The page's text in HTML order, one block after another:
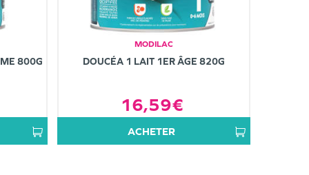
800G
MODILAC
DOUCÉA 1 LAIT 1ER ÂGE 820G
16,59€
ACHETER